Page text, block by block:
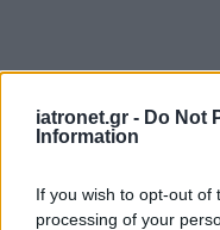
iatronet.gr - Do Not
Information
If you wish to opt-out of
processing of your